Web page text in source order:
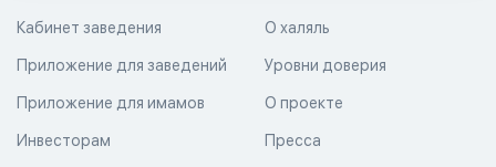
О халяль
Уровни доверия
Кабинет заведения
Приложение для заведений
Приложение для имамов О проекте
Пресса
Инвесторам